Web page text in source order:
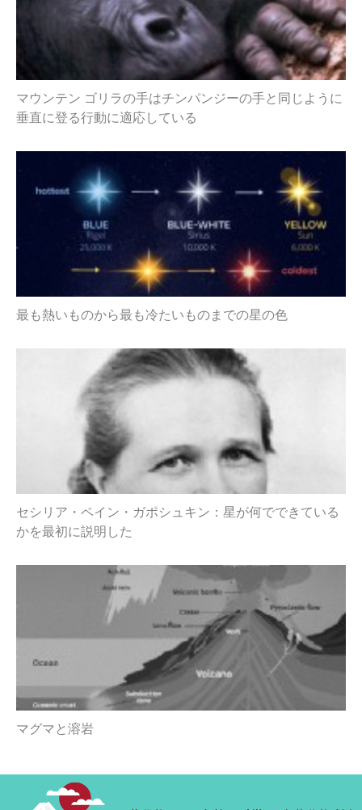
マウンテン ゴリラの手はチンパンジーの手と同じように
垂直に登る行動に適応している
最も熱いものから最も冷たいものまでの星の色
セシリア・ペイン・ガポシュキン：星が何でできている
かを最初に説明した
マグマと溶岩